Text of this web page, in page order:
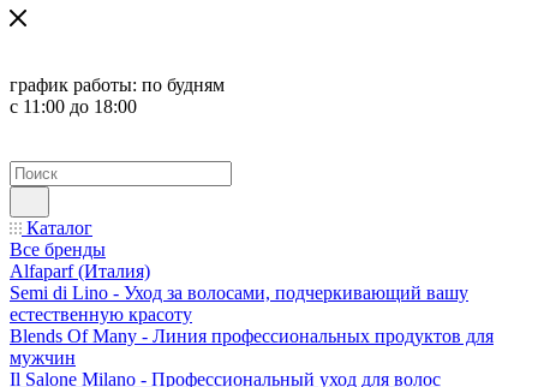
график работы: по будням
с 11:00 до 18:00
Каталог
Все бренды
Alfaparf (Италия)
Semi di Lino - Уход за волосами, подчеркивающий вашу
естественную красоту
Blends Of Many - Линия профессиональных продуктов для
мужчин
Il Salone Milano - Профессиональный уход для волос